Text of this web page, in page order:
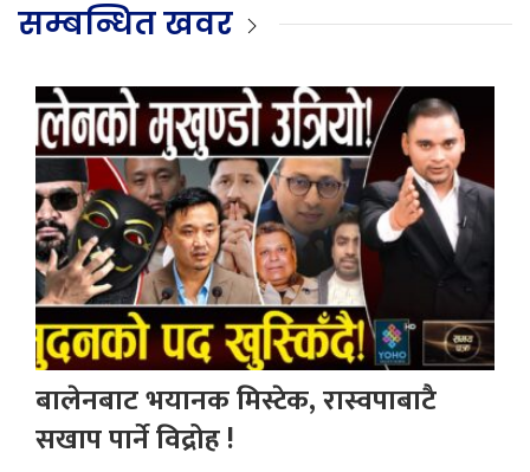
सम्बन्धित खवर
बालेनबाट भयानक मिस्टेक, रास्वपाबाटै
सखाप पार्ने विद्रोह !